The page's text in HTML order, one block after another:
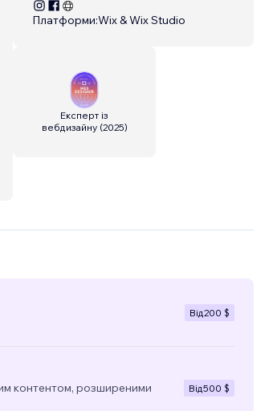
Платформи:Wix & Wix Studio
Експерт із
вебдизайну(2025)
Від200 $
контентом, розширеними
Від500 $